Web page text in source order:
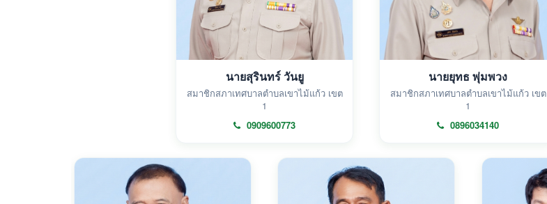
นายสุรินทร์ วันยู
สมาชิกสภาเทศบาลตำบลเขาไม้แก้ว เขต
1
0909600773
นายยุทธ พุ่มพวง
สมาชิกสภาเทศบาลตำบลเขาไม้แก้ว เขต
1
0896034140